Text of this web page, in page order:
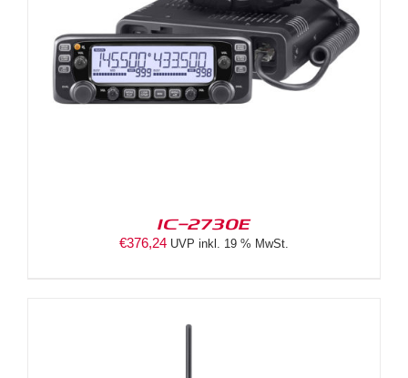
IC-2730E
€376,24 UVP inkl. 19 % MwSt.